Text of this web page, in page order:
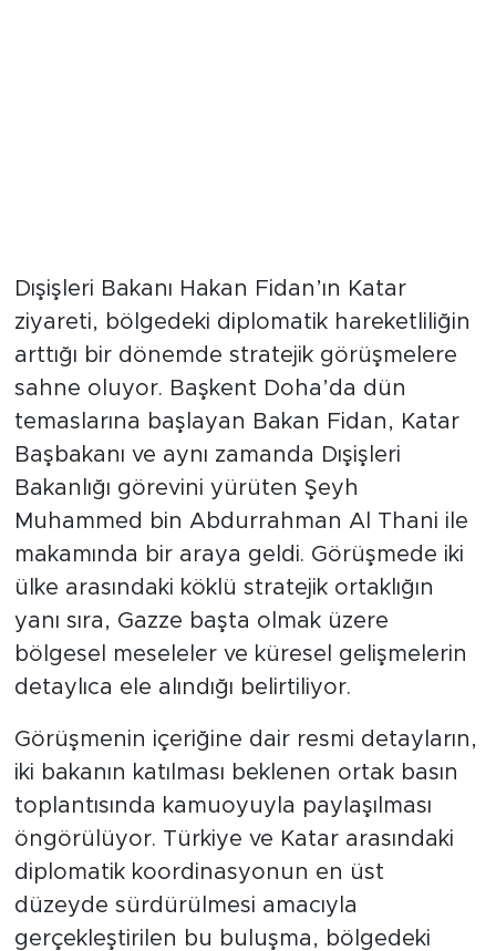
Dışişleri Bakanı Hakan Fidan’ın Katar
ziyareti, bölgedeki diplomatik hareketliliğin
arttığı bir dönemde stratejik görüşmelere
sahne oluyor. Başkent Doha’da dün
temaslarına başlayan Bakan Fidan, Katar
Başbakanı ve aynı zamanda Dışişleri
Bakanlığı görevini yürüten Şeyh
Muhammed bin Abdurrahman Al Thani ile
makamında bir araya geldi. Görüşmede iki
ülke arasındaki köklü stratejik ortaklığın
yanı sıra, Gazze başta olmak üzere
bölgesel meseleler ve küresel gelişmelerin
Görüşmenin içeriğine dair resmi detayların,
iki bakanın katılması beklenen ortak basın
toplantısında kamuoyuyla paylaşılması
öngörülüyor. Türkiye ve Katar arasındaki
diplomatik koordinasyonun en üst
düzeyde sürdürülmesi amacıyla